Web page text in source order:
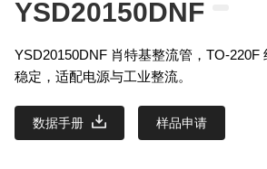
YSD20150DNF
YSD20150DNF 肖特基整流管，TO-
稳定，适配电源与工业整流。
数据手册 样品申请